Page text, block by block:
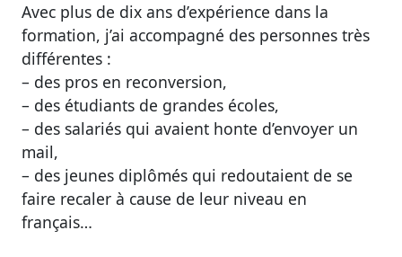
Avec plus de dix ans d’expérience dans la
formation, j’ai accompagné des personnes très
différentes :
– des pros en reconversion,
– des étudiants de grandes écoles,
– des salariés qui avaient honte d’envoyer un
mail,
– des jeunes diplômés qui redoutaient de se
faire recaler à cause de leur niveau en
français…